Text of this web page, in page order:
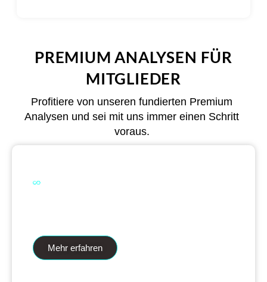
PREMIUM ANALYSEN FÜR
MITGLIEDER
Profitiere von unseren fundierten Premium
Analysen und sei mit uns immer einen Schritt
voraus.
Mehr erfahren